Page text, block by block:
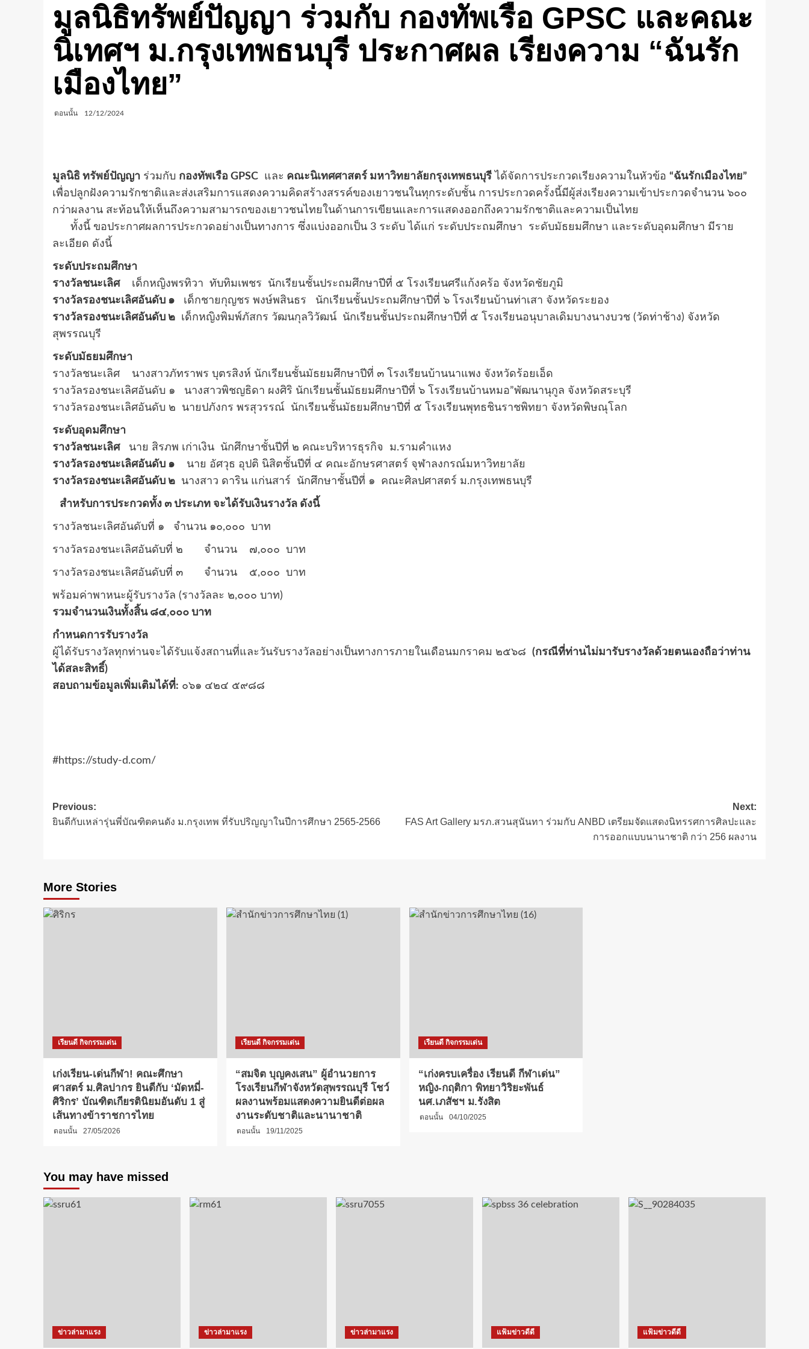
มูลนิธิทรัพย์ปัญญา ร่วมกับ กองทัพเรือ GPSC และคณะ
นิเทศฯ ม.กรุงเทพธนบุรี ประกาศผล เรียงความ “ฉันรัก
เมืองไทย”
ตอนนั้น 12/12/2024
มูลนิธิ ทรัพย์ปัญญา ร่วมกับ กองทัพเรือ GPSC และ คณะนิเทศศาสตร์ มหาวิทยาลัยกรุงเทพธนบุรี ได้จัดการประกวดเรียงความในหัวข้อ “ฉันรักเมืองไทย”
เพื่อปลูกฝังความรักชาติและส่งเสริมการแสดงความคิดสร้างสรรค์ของเยาวชนในทุกระดับชั้น การประกวดครั้งนี้มีผู้ส่งเรียงความเข้าประกวดจำนวน ๖๐๐
กว่าผลงาน สะท้อนให้เห็นถึงความสามารถของเยาวชนไทยในด้านการเขียนและการแสดงออกถึงความรักชาติและความเป็นไทย
ทั้งนี้ ขอประกาศผลการประกวดอย่างเป็นทางการ ซึ่งแบ่งออกเป็น 3 ระดับ ได้แก่ ระดับประถมศึกษา ระดับมัธยมศึกษา และระดับอุดมศึกษา มีราย
ละเอียด ดังนี้
ระดับประถมศึกษา
รางวัลชนะเลิศเด็กหญิงพรทิวา ทับทิมเพชร นักเรียนชั้นประถมศึกษาปีที่ ๕ โรงเรียนศรีแก้งคร้อ จังหวัดชัยภูมิ
รางวัลรองชนะเลิศอันดับ ๑ เด็กชายกุญชร พงษ์พสินธร นักเรียนชั้นประถมศึกษาปีที่ ๖ โรงเรียนบ้านท่าเสา จังหวัดระยอง
รางวัลรองชนะเลิศอันดับ ๒ เด็กหญิงพิมพ์ภัสกร วัฒนกุลวิวัฒน์ นักเรียนชั้นประถมศึกษาปีที่ ๕ โรงเรียนอนุบาลเดิมบางนางบวช (วัดท่าช้าง) จังหวัด
สุพรรณบุรี
ระดับมัธยมศึกษา
รางวัลชนะเลิศ นางสาวภัทราพร บุตรสิงห์ นักเรียนชั้นมัธยมศึกษาปีที่ ๓ โรงเรียนบ้านนาแพง จังหวัดร้อยเอ็ด
รางวัลรองชนะเลิศอันดับ ๑ นางสาวพิชญธิดา ผงศิริ นักเรียนชั้นมัธยมศึกษาปีที่ ๖ โรงเรียนบ้านหมอ”พัฒนานุกูล จังหวัดสระบุรี
รางวัลรองชนะเลิศอันดับ ๒ นายปภังกร พรสุวรรณ์ นักเรียนชั้นมัธยมศึกษาปีที่ ๕ โรงเรียนพุทธชินราชพิทยา จังหวัดพิษณุโลก
ระดับอุดมศึกษา
รางวัลชนะเลิศนาย สิรภพ เก่าเงิน นักศึกษาชั้นปีที่ ๒ คณะบริหารธุรกิจ ม.รามคำแหง
รางวัลรองชนะเลิศอันดับ ๑ นาย อัศวุธ อุปติ นิสิตชั้นปีที่ ๔ คณะอักษรศาสตร์ จุฬาลงกรณ์มหาวิทยาลัย
รางวัลรองชนะเลิศอันดับ ๒ นางสาว ดาริน แก่นสาร์ นักศึกษาชั้นปีที่ ๑ คณะศิลปศาสตร์ ม.กรุงเทพธนบุรี
สำหรับการประกวดทั้ง ๓ ประเภท จะได้รับเงินรางวัล ดังนี้
รางวัลชนะเลิศอันดับที่ ๑ จำนวน ๑๐,๐๐๐ บาท
รางวัลรองชนะเลิศอันดับที่ ๒ จำนวน ๗,๐๐๐ บาท
รางวัลรองชนะเลิศอันดับที่ ๓ จำนวน ๕,๐๐๐ บาท
พร้อมค่าพาหนะผู้รับรางวัล (รางวัลละ ๒,๐๐๐ บาท)
รวมจำนวนเงินทั้งสิ้น ๘๔,๐๐๐ บาท
กำหนดการรับรางวัล
ผู้ได้รับรางวัลทุกท่านจะได้รับแจ้งสถานที่และวันรับรางวัลอย่างเป็นทางการภายในเดือนมกราคม ๒๕๖๘ (กรณีที่ท่านไม่มารับรางวัลด้วยตนเองถือว่าท่าน
ได้สละสิทธิ์)
สอบถามข้อมูลเพิ่มเติมได้ที่: ๐๖๑ ๔๒๔ ๕๙๘๘
#https://study-d.com/
Post
navigation
Previous:
ยินดีกับเหล่ารุ่นพี่บัณฑิตคนดัง ม.กรุงเทพ ที่รับปริญญาในปีการศึกษา 2565-2566
Next:
FAS Art Gallery มรภ.สวนสุนันทา ร่วมกับ ANBD เตรียมจัดแสดงนิทรรศการศิลปะและ
การออกแบบนานาชาติ กว่า 256 ผลงาน
More Stories
เรียนดี กิจกรรมเด่น
เก่งเรียน-เด่นกีฬา! คณะศึกษา
ศาสตร์ ม.ศิลปากร ยินดีกับ ‘มัดหมี่-
ศิริกร’ บัณฑิตเกียรตินิยมอันดับ 1 สู่
เส้นทางข้าราชการไทย
ตอนนั้น 27/05/2026
เรียนดี กิจกรรมเด่น
“สมจิต บุญคงเสน” ผู้อำนวยการ
โรงเรียนกีฬาจังหวัดสุพรรณบุรี โชว์
ผลงานพร้อมแสดงความยินดีต่อผล
งานระดับชาติและนานาชาติ
ตอนนั้น 19/11/2025
เรียนดี กิจกรรมเด่น
“เก่งครบเครื่อง เรียนดี กีฬาเด่น”
หญิง-กฤติกา พิทยาวิริยะพันธ์
นศ.เภสัชฯ ม.รังสิต
ตอนนั้น 04/10/2025
You may have missed
ข่าวล่ามาแรง ข่าวล่ามาแรง ข่าวล่ามาแรง แฟ้มข่าวดีดี แฟ้มข่าวดีดี